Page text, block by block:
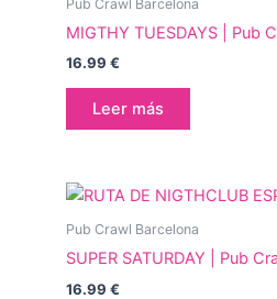
Pub Crawl Barcelona
MIGTHY TUESDAYS | Pub
16.99 €
Leer más
Pub Crawl Barcelona
SUPER SATURDAY | Pub
16.99 €